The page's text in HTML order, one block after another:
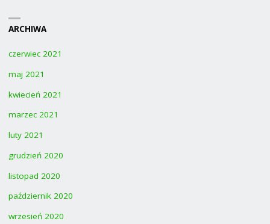
ARCHIWA
czerwiec 2021
maj 2021
kwiecień 2021
marzec 2021
luty 2021
grudzień 2020
listopad 2020
październik 2020
wrzesień 2020